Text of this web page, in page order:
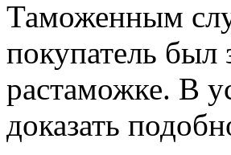
Таможенным
покупатель был
растаможке. В
доказать